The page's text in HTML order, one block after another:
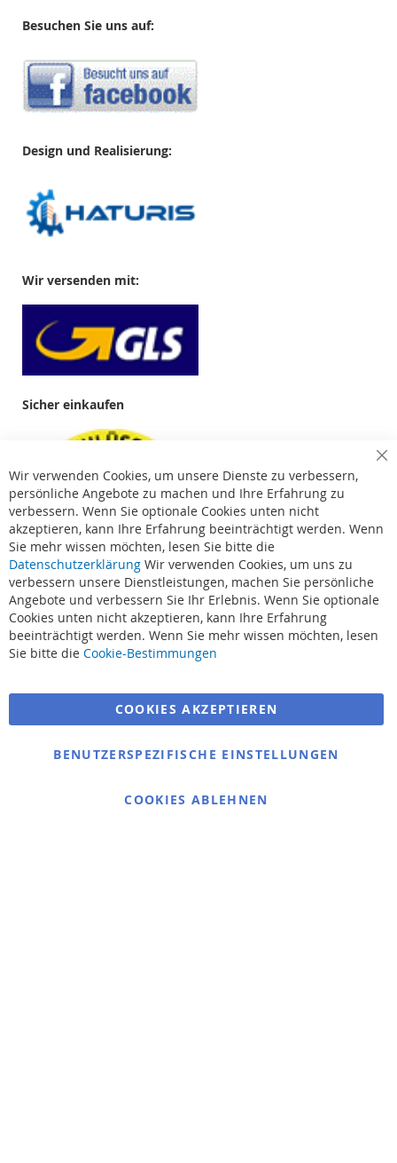
Besuchen Sie uns auf:
Design und Realisierung:
Wir versenden mit:
Sicher einkaufen
Suchbegriffe
Bestellungen und Rücksendungen
Kontaktieren Sie uns
Cookie Einstellungen
Wir verwenden Cookies, um unsere Dienste zu verbessern,
persönliche Angebote zu machen und Ihre Erfahrung zu
verbessern. Wenn Sie optionale Cookies unten nicht
akzeptieren, kann Ihre Erfahrung beeinträchtigt werden. Wenn
Sie mehr wissen möchten, lesen Sie bitte die
Datenschutzerklärung Wir verwenden Cookies, um uns zu
verbessern unsere Dienstleistungen, machen Sie persönliche
Angebote und verbessern Sie Ihr Erlebnis. Wenn Sie optionale
Cookies unten nicht akzeptieren, kann Ihre Erfahrung
beeinträchtigt werden. Wenn Sie mehr wissen möchten, lesen
Sie bitte die Cookie-Bestimmungen
COOKIES AKZEPTIEREN
BENUTZERSPEZIFISCHE EINSTELLUNGEN
COOKIES ABLEHNEN